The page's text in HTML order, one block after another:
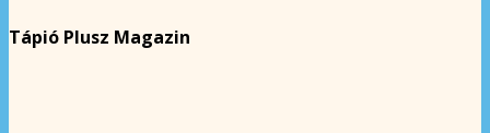
Tápió Plusz Magazin